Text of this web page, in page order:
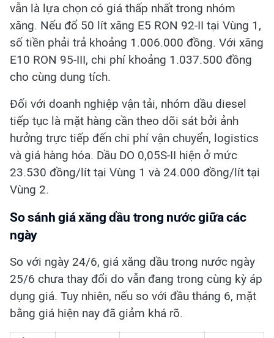
vẫn là lựa chọn có giá thấp nhất trong nhóm
xăng. Nếu đổ 50 lít xăng E5 RON 92-II tại Vùng 1,
số tiền phải trả khoảng 1.006.000 đồng. Với xăng
E10 RON 95-III, chi phí khoảng 1.037.500 đồng
cho cùng dung tích.
Đối với doanh nghiệp vận tải, nhóm dầu diesel
tiếp tục là mặt hàng cần theo dõi sát bởi ảnh
hưởng trực tiếp đến chi phí vận chuyển, logistics
và giá hàng hóa. Dầu DO 0,05S-II hiện ở mức
23.530 đồng/lít tại Vùng 1 và 24.000 đồng/lít tại
Vùng 2.
So sánh giá xăng dầu trong nước giữa các
ngày
So với ngày 24/6, giá xăng dầu trong nước ngày
25/6 chưa thay đổi do vẫn đang trong cùng kỳ áp
dụng giá. Tuy nhiên, nếu so với đầu tháng 6, mặt
bằng giá hiện nay đã giảm khá rõ.